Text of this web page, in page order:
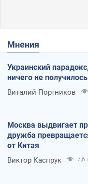
Мнения
Украинский
ничего не
Виталий Портников
Москва выдвигает
дружба
от Китая
Виктор Каспрук 7,6